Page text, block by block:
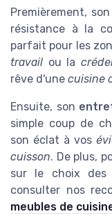
Premièrement, son
résistance à la
parfait pour les
travail ou la
rêve d'une cuisine
Ensuite, son
simple coup de
son éclat à vos
cuisson. De plus,
sur le choix des
consulter nos
meubles de